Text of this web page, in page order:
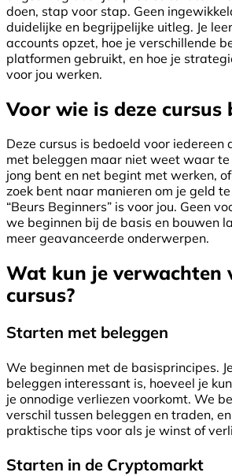
doen, stap voor stap. Geen
duidelijke en begrijpelijke uitleg. Je
accounts opzet, hoe je verschillende
platformen gebruikt, en hoe je
voor jou werken.
Voor wie is deze cursus
Deze cursus is bedoeld voor iedereen
met beleggen maar niet weet waar te
jong bent en net begint met werken,
zoek bent naar manieren om je geld
“Beurs Beginners” is voor jou. Geen
we beginnen bij de basis en bouwen
meer geavanceerde onderwerpen.
Wat kun je verwachten
cursus?
Starten met beleggen
We beginnen met de basisprincipes.
beleggen interessant is, hoeveel je
je onnodige verliezen voorkomt. We
verschil tussen beleggen en traden,
praktische tips voor als je winst of
Starten in de Cryptomarkt